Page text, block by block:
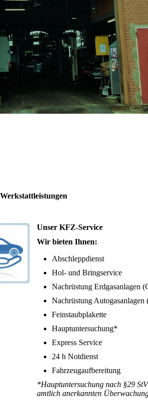
Fahrzeugtechnik
ihr Partner in Berlin-Tempelhof
Werkstattleistungen
Unser KFZ-Service
Wir bieten Ihnen:
Abschleppdienst
Hol- und Bringservice
Nachrüstung Erdgasanlagen
Nachrüstung Autogasanlagen
Feinstaubplakette
Hauptuntersuchung*
Express Service
24 h Notdienst
Fahrzeugaufbereitung
*Hauptuntersuchung nach §29
amtlich anerkannten